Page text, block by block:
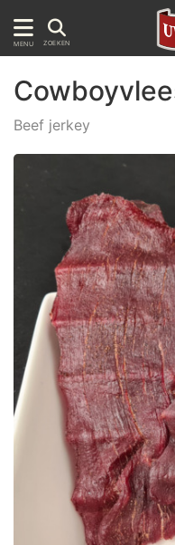
MENU ZOEKEN
Beef jerkey